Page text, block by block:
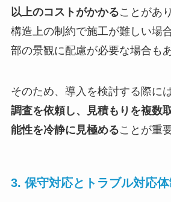
以上のコストがかかることがあ
構造上の制約で施工が難しい場
部の景観に配慮が必要な場合も
そのため、導入を検討する際に
調査を依頼し、見積もりを複数
能性を冷静に見極めることが重
3. 保守対応とトラブル対応